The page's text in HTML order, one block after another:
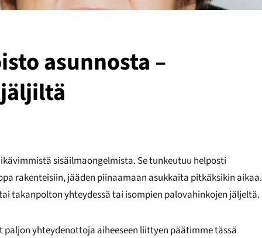
asunnosta –
sisäilmaongelmista. Se tunkeutuu helposti
rakenteisiin, jääden piinaamaan asukkaita pitkäksikin aikaa.
takanpolton yhteydessä tai isompien palovahinkojen jäljeltä.
paljon yhteydenottoja aiheeseen liittyen päätimme tässä